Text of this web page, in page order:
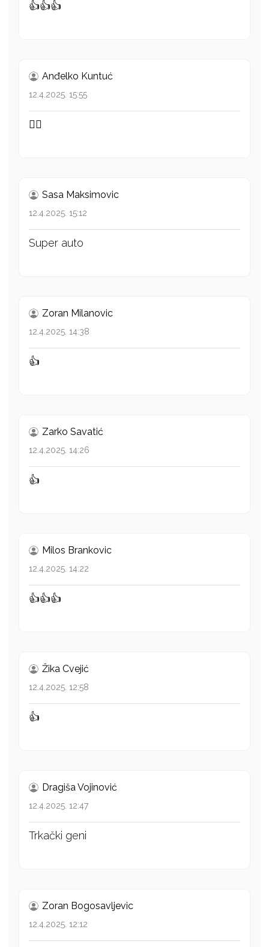
👍👍👍
Anđelko Kuntuć
12.4.2025. 15:55
👍🏻
Sasa Maksimovic
12.4.2025. 15:12
Super auto
Zoran Milanovic
12.4.2025. 14:38
👍
Zarko Savatić
12.4.2025. 14:26
👍
Milos Brankovic
12.4.2025. 14:22
👍👍👍
Žika Cvejić
12.4.2025. 12:58
👍
Dragiša Vojinović
12.4.2025. 12:47
Trkački geni
Zoran Bogosavljevic
12.4.2025. 12:12